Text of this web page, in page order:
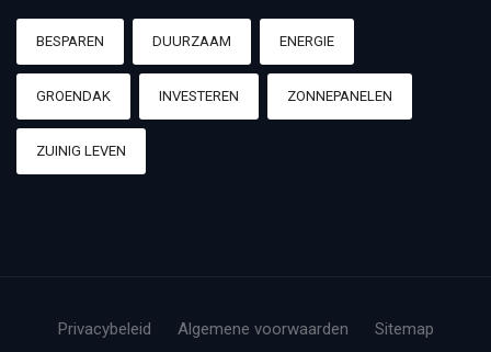
BESPAREN DUURZAAM ENERGIE
GROENDAK INVESTEREN ZONNEPANELEN
ZUINIG LEVEN
Privacybeleid Algemene voorwaarden Sitemap